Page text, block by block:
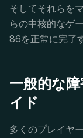
そしてそれらを
らの中核的なゲ
86を正常に完了
一般的な
イド
多くのプレイヤ